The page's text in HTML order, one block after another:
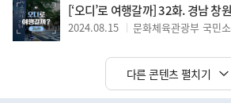
2024.08.15 문화체육관광부 국민
다른 콘텐츠 펼치기